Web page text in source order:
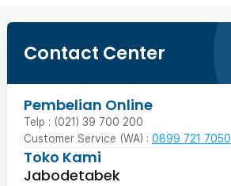
Contact Center
Pembelian Online
Telp : (021) 39 700 200
Customer Service (WA) : 0899 721 7050
Toko Kami
Jabodetabek